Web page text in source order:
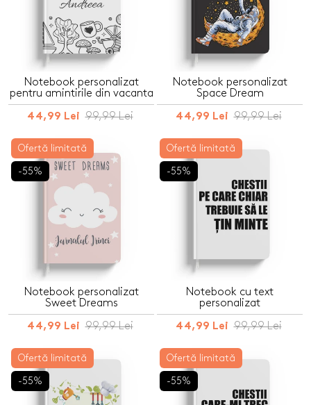
Notebook personalizat
pentru amintirile din vacanta
44,99 Lei 99,99 Lei
Notebook personalizat
Space Dream
44,99 Lei 99,99 Lei
Ofertă limitată
-55%
Notebook personalizat
Sweet Dreams
44,99 Lei 99,99 Lei
Ofertă limitată
-55%
Notebook cu text
personalizat
44,99 Lei 99,99 Lei
Ofertă limitată
-55%
Ofertă limitată
-55%